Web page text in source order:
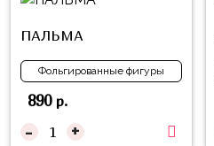
ПАЛЬМА
Фольгированные фигуры
890р.
- +
/
Техника
Животные
Морская